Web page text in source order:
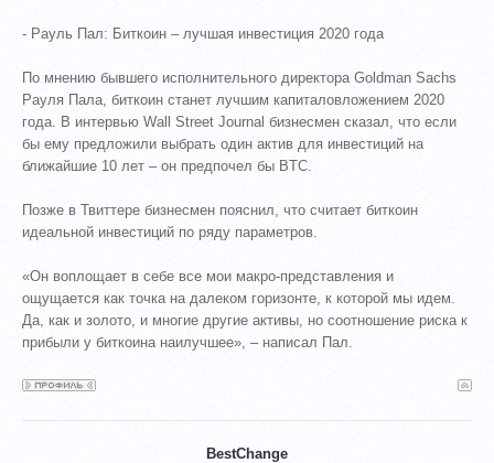
- Рауль Пал: Биткоин – лучшая инвестиция 2020 года
По мнению бывшего исполнительного директора Goldman Sachs
Рауля Пала, биткоин станет лучшим капиталовложением 2020
года. В интервью Wall Street Journal бизнесмен сказал, что если
бы ему предложили выбрать один актив для инвестиций на
ближайшие 10 лет – он предпочел бы BTC.
Позже в Твиттере бизнесмен пояснил, что считает биткоин
идеальной инвестиций по ряду параметров.
«Он воплощает в себе все мои макро-представления и
ощущается как точка на далеком горизонте, к которой мы идем.
Да, как и золото, и многие другие активы, но соотношение риска к
прибыли у биткоина наилучшее», – написал Пал.
BestChange